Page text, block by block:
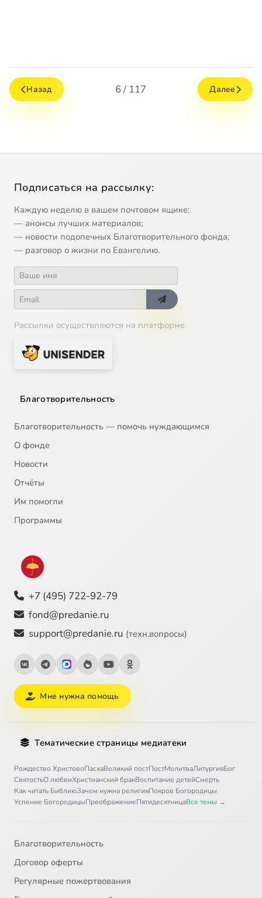
Назад 6 / 117 Далее
Подписаться на рассылку:
Каждую неделю в вашем почтовом ящике:
— анонсы лучших материалов;
— новости подопечных Благотворительного фонда;
— разговор о жизни по Евангелию.
Рассылки осуществляются на платформе
Благотворительность
Благотворительность — помочь нуждающимся
О фонде
Новости
Отчёты
Им помогли
Программы
+7 (495) 722-92-79
fond@predanie.ru
support@predanie.ru (техн.вопросы)
Мне нужна помощь
Тематические страницы медиатеки
Рождество ХристовоПасхаВеликий постПостМолитваЛитургияБог
СвятостьО любвиХристианский бракВоспитание детейСмерть
Как читать БиблиюЗачем нужна религияПокров Богородицы
Успение БогородицыПреображениеПятидесятницаВсе темы →
Благотворительность
Договор оферты
Регулярные пожертвования